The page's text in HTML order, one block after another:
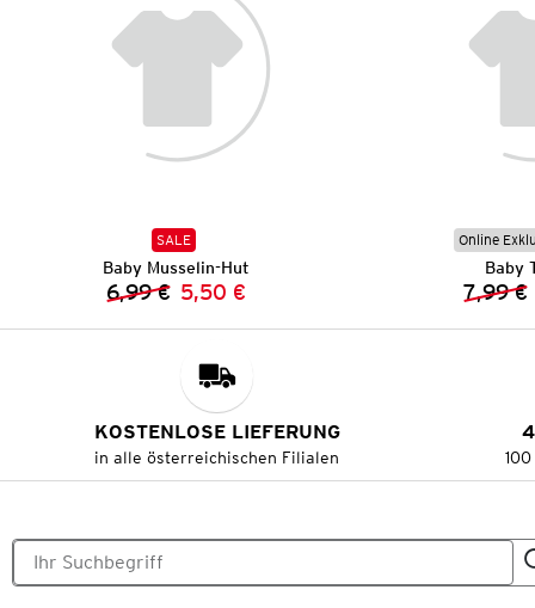
SALE
Baby Musselin-Hut
Vorheriger Preis:
6,99 € Neuer Preis:
5,50 €
Online
Baby
7,99 €
KOSTENLOSE LIEFERUNG
in alle österreichischen Filialen